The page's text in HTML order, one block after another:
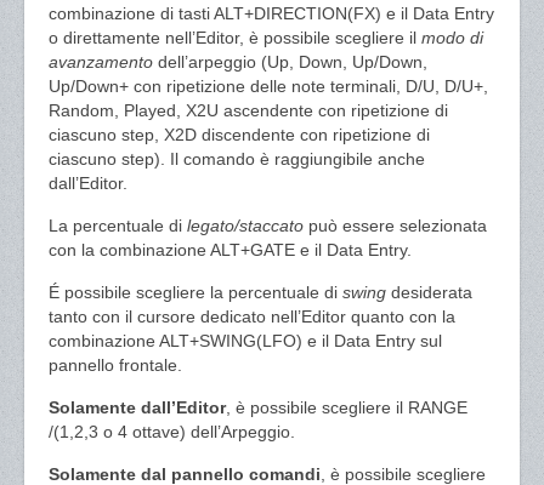
combinazione di tasti ALT+DIRECTION(FX) e il Data Entry
o direttamente nell’Editor, è possibile scegliere il modo di
avanzamento dell’arpeggio (Up, Down, Up/Down,
Up/Down+ con ripetizione delle note terminali, D/U, D/U+,
Random, Played, X2U ascendente con ripetizione di
ciascuno step, X2D discendente con ripetizione di
ciascuno step). Il comando è raggiungibile anche
dall’Editor.
La percentuale di legato/staccato può essere selezionata
con la combinazione ALT+GATE e il Data Entry.
É possibile scegliere la percentuale di swing desiderata
tanto con il cursore dedicato nell’Editor quanto con la
combinazione ALT+SWING(LFO) e il Data Entry sul
pannello frontale.
Solamente dall’Editor, è possibile scegliere il RANGE
/(1,2,3 o 4 ottave) dell’Arpeggio.
Solamente dal pannello comandi , è possibile scegliere